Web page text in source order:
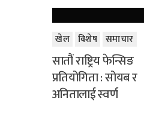
खेल विशेष समाचार
सातौं राष्ट्रिय फेन्सिङ
प्रतियोगिता : सोयब र
अनितालाई स्वर्ण